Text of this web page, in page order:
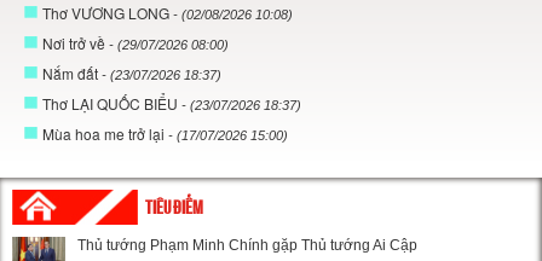
Thơ VƯƠNG LONG - (02/08/2026 10:08)
Nơi trở về - (29/07/2026 08:00)
Nắm đất - (23/07/2026 18:37)
Thơ LẠI QUỐC BIỂU - (23/07/2026 18:37)
Mùa hoa me trở lại - (17/07/2026 15:00)
TIÊU ĐIỂM
Thủ tướng Phạm Minh Chính gặp Thủ tướng Ai Cập